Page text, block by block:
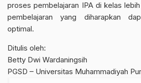
proses pembelajaran IPA di kelas
pembelajaran yang diharapkan
optimal.
Ditulis oleh:
Betty Dwi Wardaningsih
PGSD – Universitas Muhammadiyah